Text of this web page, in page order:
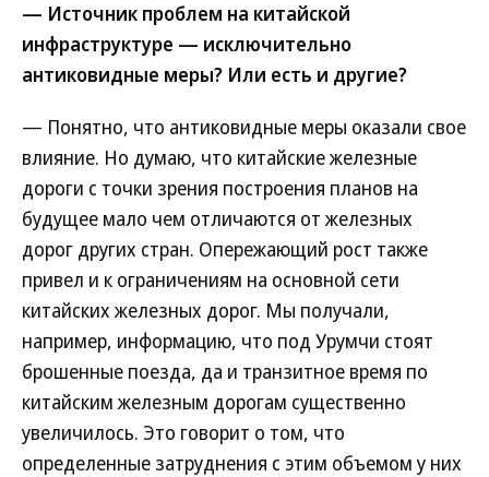
— Источник проблем на китайской
инфраструктуре — исключительно
антиковидные меры? Или есть и другие?
— Понятно, что антиковидные меры оказали свое
влияние. Но думаю, что китайские железные
дороги с точки зрения построения планов на
будущее мало чем отличаются от железных
дорог других стран. Опережающий рост также
привел и к ограничениям на основной сети
китайских железных дорог. Мы получали,
например, информацию, что под Урумчи стоят
брошенные поезда, да и транзитное время по
китайским железным дорогам существенно
увеличилось. Это говорит о том, что
определенные затруднения с этим объемом у них